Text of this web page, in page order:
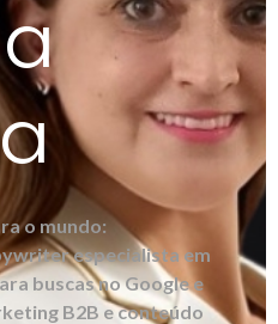
o mundo:
especialista em
buscas no Google e
B2B e conteúdo